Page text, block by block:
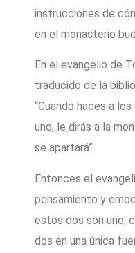
instrucciones de
en el monasterio
En el evangelio de
traducido de la
“Cuando haces a
uno, le dirás a la
se apartará”.
Entonces el
pensamiento y
estos dos son uno,
dos en una única